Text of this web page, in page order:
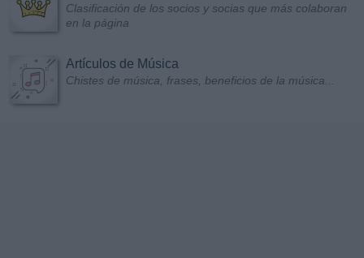
Clasificación de los socios y socias que más colaboran
en la página
Artículos de Música
Chistes de música, frases, beneficios de la música...